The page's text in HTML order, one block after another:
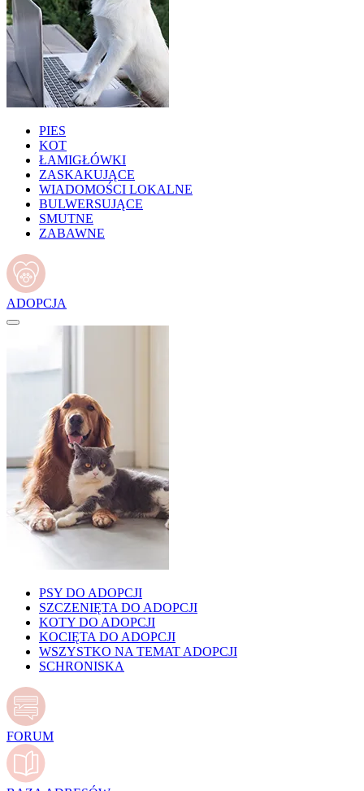
PIES
KOT
ŁAMIGŁÓWKI
ZASKAKUJĄCE
WIADOMOŚCI LOKALNE
BULWERSUJĄCE
SMUTNE
ZABAWNE
ADOPCJA
PSY DO ADOPCJI
SZCZENIĘTA DO ADOPCJI
KOTY DO ADOPCJI
KOCIĘTA DO ADOPCJI
WSZYSTKO NA TEMAT ADOPCJI
SCHRONISKA
FORUM